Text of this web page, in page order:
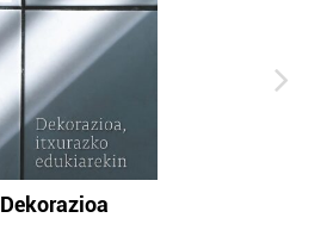
Dekorazioa